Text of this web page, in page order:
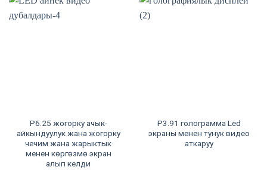
P6.25 жогорку ачык-
айкындуулук жана жогорку
чечим жана жарыктык
менен көргөзмө экран
алып келди
P3.91 голограмма Led
экраны менен тунук видео
аткаруу